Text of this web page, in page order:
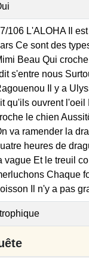
106 L'ALOHA Il
Ce sont des
Beau Qui
s'entre nous
Il y a
qu'ils ouvrent l'oeil
le chien
va ramender la
heures de
vague Et le treuil
Chaque
Il n'y a pas